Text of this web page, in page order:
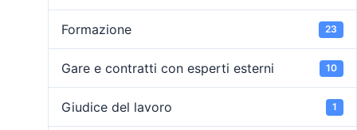
Formazione 23
Gare e contratti con esperti esterni 10
Giudice del lavoro 1